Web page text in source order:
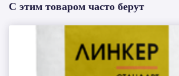
С этим товаром часто берут